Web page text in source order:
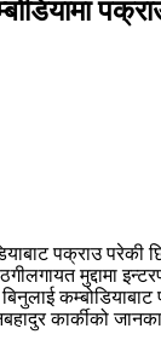
पक्राउ परेकी
मुद्दामा
कम्बोडियाबाट
कार्कीको